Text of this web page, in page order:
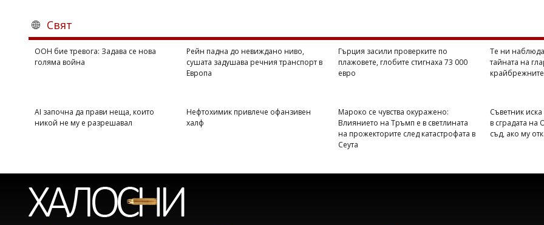
Свят
ООН бие тревога: Задава се нова
голяма война
Рейн падна до невиждано ниво,
сушата задушава речния транспорт в
Европа
Гърция засили проверките по
плажовете, глобите стигнаха 73 000
евро
Те ни
тайната на
AI започна да прави неща, които
никой не му е разрешавал
Нефтохимик привлече офанзивен
халф
Мароко се чувства окуражено:
Влиянието на Тръмп е в светлината
на прожекторите след катастрофата в
Сеута
Съветник
в сградата
съд, ако му